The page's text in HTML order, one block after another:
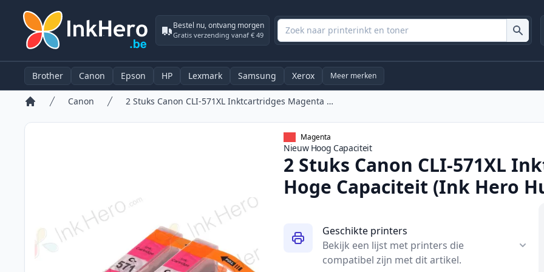
Bestel nu, ontvang morgen
Gratis verzending vanaf € 49
Brother Canon Epson HP Lexmark Samsung Xerox Meer merken
Canon 2 Stuks Canon CLI-571XL Inktcartridges Magenta Hoge Capaciteit (Ink Hero Huismerk)
Magenta
Nieuw Hoog Capaciteit
2 Stuks Canon CLI-571XL
Hoge Capaciteit (Ink Hero
Geschikte printers
Bekijk een lijst met printers die
compatibel zijn met dit artikel.